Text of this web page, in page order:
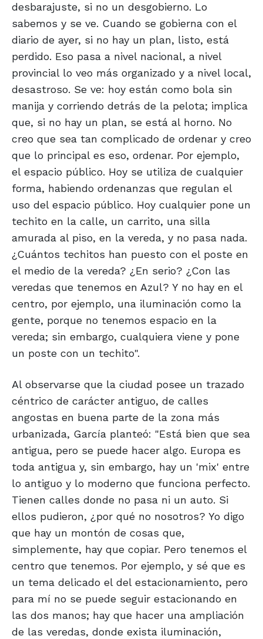
desbarajuste, si no un desgobierno. Lo
sabemos y se ve. Cuando se gobierna con el
diario de ayer, si no hay un plan, listo, está
perdido. Eso pasa a nivel nacional, a nivel
provincial lo veo más organizado y a nivel local,
desastroso. Se ve: hoy están como bola sin
manija y corriendo detrás de la pelota; implica
que, si no hay un plan, se está al horno. No
creo que sea tan complicado de ordenar y creo
que lo principal es eso, ordenar. Por ejemplo,
el espacio público. Hoy se utiliza de cualquier
forma, habiendo ordenanzas que regulan el
uso del espacio público. Hoy cualquier pone un
techito en la calle, un carrito, una silla
amurada al piso, en la vereda, y no pasa nada.
¿Cuántos techitos han puesto con el poste en
el medio de la vereda? ¿En serio? ¿Con las
veredas que tenemos en Azul? Y no hay en el
centro, por ejemplo, una iluminación como la
gente, porque no tenemos espacio en la
vereda; sin embargo, cualquiera viene y pone
un poste con un techito".
Al observarse que la ciudad posee un trazado
céntrico de carácter antiguo, de calles
angostas en buena parte de la zona más
urbanizada, García planteó: "Está bien que sea
antigua, pero se puede hacer algo. Europa es
toda antigua y, sin embargo, hay un 'mix' entre
lo antiguo y lo moderno que funciona perfecto.
Tienen calles donde no pasa ni un auto. Si
ellos pudieron, ¿por qué no nosotros? Yo digo
que hay un montón de cosas que,
simplemente, hay que copiar. Pero tenemos el
centro que tenemos. Por ejemplo, y sé que es
un tema delicado el del estacionamiento, pero
para mí no se puede seguir estacionando en
las dos manos; hay que hacer una ampliación
de las veredas, donde exista iluminación,